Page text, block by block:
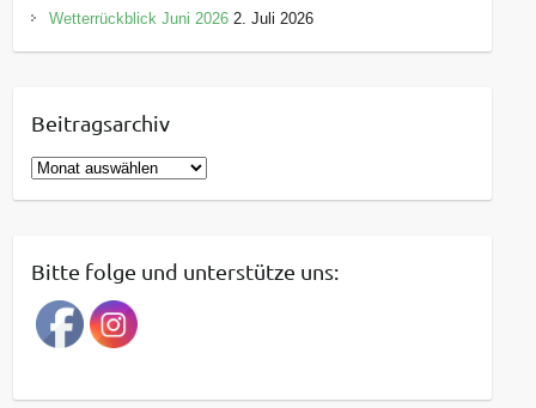
Wetterrückblick Juni 2026 2. Juli 2026
Beitragsarchiv
B
e
r
a
g
a
Bitte folge und unterstütze uns: